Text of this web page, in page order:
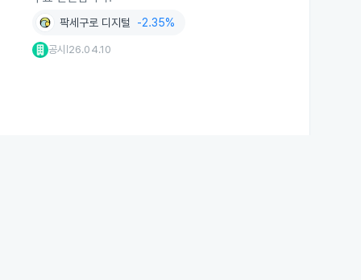
팍세구로 디지털 -2.35%
공시 26.04.10